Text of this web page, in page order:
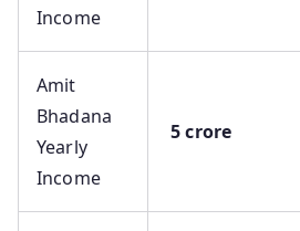
Income
Amit
Bhadana
Yearly
Income
5 crore